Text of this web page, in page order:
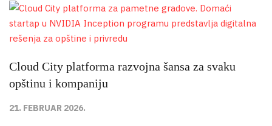
Cloud City platforma razvojna šansa za svaku
opštinu i kompaniju
21. FEBRUAR 2026.